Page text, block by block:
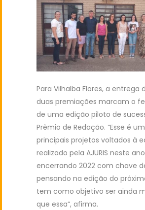
Para Vilhalba Flores, a entrega
duas premiações marcam o
de uma edição piloto de
Prêmio de Redação. “Esse é
principais projetos voltados à
realizado pela AJURIS neste
encerrando 2022 com chave
pensando na edição do
tem como objetivo ser ainda
que essa”, afirma.